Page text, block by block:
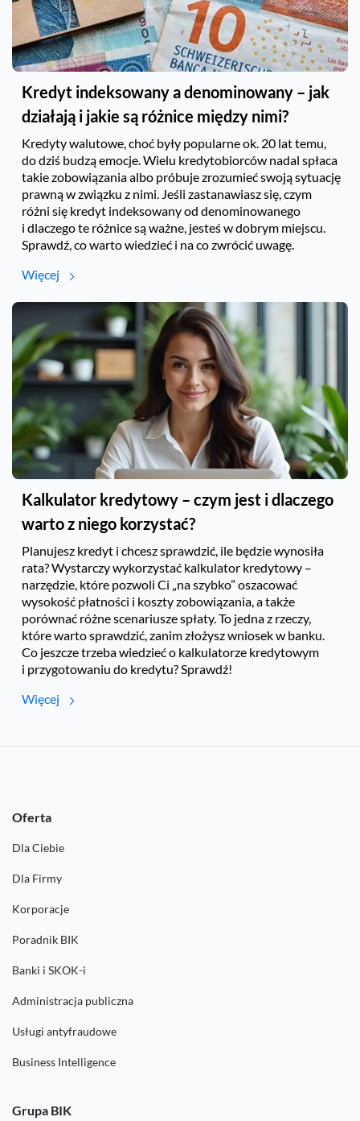
Kredyt indeksowany a denominowany – jak
działają i jakie są różnice między nimi?
Kredyty walutowe, choć były popularne ok. 20 lat temu,
do dziś budzą emocje. Wielu kredytobiorców nadal spłaca
takie zobowiązania albo próbuje zrozumieć swoją sytuację
prawną w związku z nimi. Jeśli zastanawiasz się, czym
różni się kredyt indeksowany od denominowanego
i dlaczego te różnice są ważne, jesteś w dobrym miejscu.
Sprawdź, co warto wiedzieć i na co zwrócić uwagę.
Więcej
Kalkulator kredytowy – czym jest i dlaczego
warto z niego korzystać?
Planujesz kredyt i chcesz sprawdzić, ile będzie wynosiła
rata? Wystarczy wykorzystać kalkulator kredytowy –
narzędzie, które pozwoli Ci „na szybko” oszacować
wysokość płatności i koszty zobowiązania, a także
porównać różne scenariusze spłaty. To jedna z rzeczy,
które warto sprawdzić, zanim złożysz wniosek w banku.
Co jeszcze trzeba wiedzieć o kalkulatorze kredytowym
i przygotowaniu do kredytu? Sprawdź!
Więcej
Oferta
Dla Ciebie
Dla Firmy
Korporacje
Poradnik BIK
Banki i SKOK-i
Administracja publiczna
Usługi antyfraudowe
Business Intelligence
Grupa BIK